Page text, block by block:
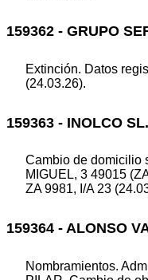
159362 - GRUPO
Extinción. Datos
(24.03.26).
159363 - INOLCO SL.
Cambio de domicilio
MIGUEL, 3 49015
ZA 9981, I/A 23
159364 - ALONSO
Nombramientos.